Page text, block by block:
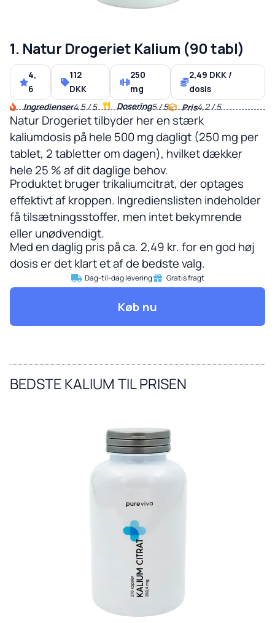
1. Natur Drogeriet Kalium (90 tabl)
4,
6
112
DKK
250
mg
2,49 DKK /
dosis
Ingredienser4,5 / 5 Dosering5 / 5 Pris4,2 / 5
Natur Drogeriet tilbyder her en stærk
kaliumdosis på hele 500 mg dagligt (250 mg per
tablet, 2 tabletter om dagen), hvilket dækker
hele 25 % af dit daglige behov.
Produktet bruger trikaliumcitrat, der optages
effektivt af kroppen. Ingredienslisten indeholder
få tilsætningsstoffer, men intet bekymrende
eller unødvendigt.
Med en daglig pris på ca. 2,49 kr. for en god høj
dosis er det klart et af de bedste valg.
Dag-til-dag levering Gratis fragt
Køb nu
BEDSTE KALIUM TIL PRISEN